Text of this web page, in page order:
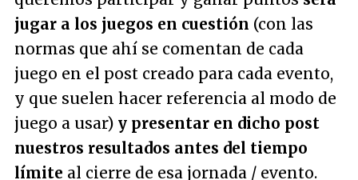
jugar a los juegos en cuestión (con las
normas que ahí se comentan de cada
juego en el post creado para cada evento,
y que suelen hacer referencia al modo de
juego a usar) y presentar en dicho post
nuestros resultados antes del tiempo
límite al cierre de esa jornada / evento.